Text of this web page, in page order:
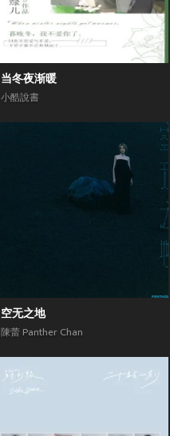
当冬夜渐暖
小酷說書
空无之地
陳蕾 Panther Chan